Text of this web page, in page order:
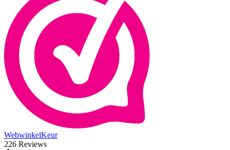
WebwinkelKeur
226 Reviews